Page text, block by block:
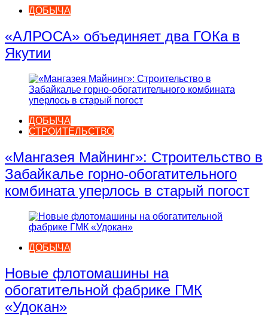
ДОБЫЧА
«АЛРОСА» объединяет два ГОКа в
Якутии
ДОБЫЧА
СТРОИТЕЛЬСТВО
«Мангазея Майнинг»: Строительство в
Забайкалье горно-обогатительного
комбината уперлось в старый погост
ДОБЫЧА
Новые флотомашины на
обогатительной фабрике ГМК
«Удокан»